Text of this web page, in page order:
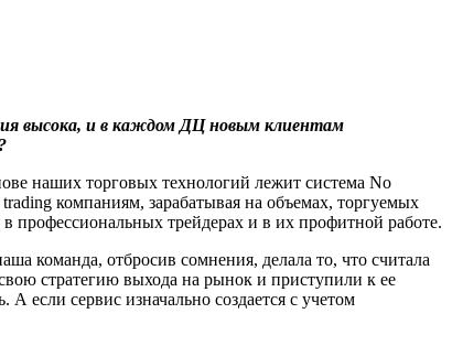
высока, и в каждом ДЦ новым клиентам
наших торговых технологий лежит система No
компаниям, зарабатывая на объемах, торгуемых
трейдерах и в их профитной работе.
команда, отбросив сомнения, делала то, что считала
стратегию выхода на рынок и приступили к ее
если сервис изначально создается с учетом